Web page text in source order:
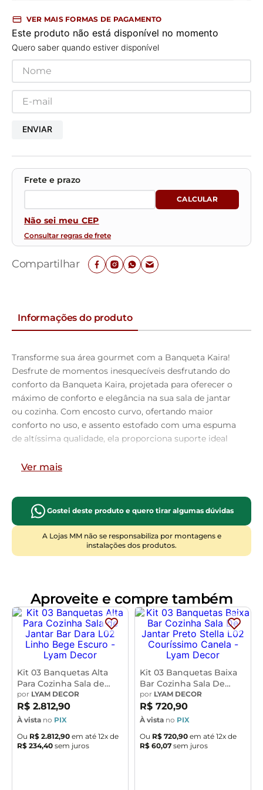
VER MAIS FORMAS DE PAGAMENTO
Este produto não está disponível no momento
Quero saber quando estiver disponível
ENVIAR
Não sei meu CEP
Consultar regras de frete
Compartilhar
Informações do produto
Transforme sua área gourmet com a Banqueta Kaira!
Desfrute de momentos inesquecíveis desfrutando do
conforto da Banqueta Kaira, projetada para oferecer o
máximo de conforto e elegância na sua sala de jantar
ou cozinha. Com encosto curvo, ofertando maior
conforto no uso, e assento estofado com uma espuma
de altíssima qualidade, ela proporciona suporte ideal
combinar durabilidade e estilo, ela é a escolha perfeita
Dimensões da Banqueta (L x A x P)
44,2 x 103,5 x 44 cm
Altura do chão ao assento: 76,2
Estrutura fixa em aço carbono com pintura epóxi na
cor branco.
Encosto produzido em madeira compensada com
espuma D-28, 25mm.
Assento produzido em MDF com espuma D-33, 40mm.
Peso suportado de até 120 kg.
Produto entregue desmontado, acompanha manual de
montagem.
pequena variação de até 3 cm.
Ver mais
Gostei deste produto e quero tirar algumas dúvidas
A Lojas MM não se responsabiliza por montagens e
instalações dos produtos.
Aproveite e compre também
Kit 03 Banquetas Alta
Para Cozinha Sala de
Jantar Bar Dara L02
Linho Bege Escuro -
Lyam Decor
por LYAM DECOR
R$ 2.812,90
À vista no PIX
Ou R$ 2.812,90 em até 12x de
R$ 234,40 sem juros
Kit 03 Banquetas Baixa
Bar Cozinha Sala De
Jantar Preto Stella L02
Couríssimo Canela -
Lyam Decor
por LYAM DECOR
R$ 720,90
À vista no PIX
Ou R$ 720,90 em até 12x de
R$ 60,07 sem juros